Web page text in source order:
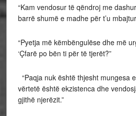
“Kam vendosur të qëndroj me
barrë shumë e madhe për t’u
“Pyetja më këmbëngulëse dhe më
‘Çfarë po bën ti për të tjerët?”
“Paqja nuk është thjesht mungesa
vërtetë është ekzistenca dhe
gjithë njerëzit.”